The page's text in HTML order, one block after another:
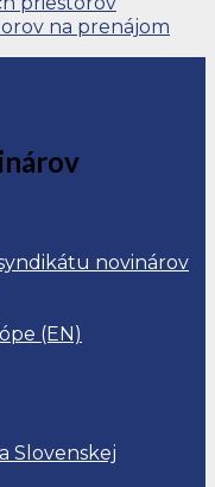
na prenájom
novinárov
(EN)
Slovenskej